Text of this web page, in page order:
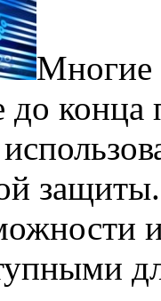
Многие
до
защиты.